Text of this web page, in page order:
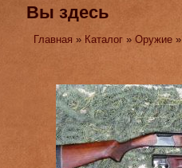
Вы здесь
Главная » Каталог »Оружие »